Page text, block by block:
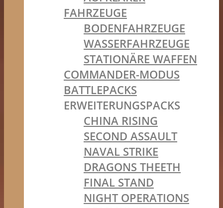
FAHRZEUGE
BODENFAHRZEUGE
WASSERFAHRZEUGE
STATIONÄRE WAFFEN
COMMANDER-MODUS
BATTLEPACKS
ERWEITERUNGSPACKS
CHINA RISING
SECOND ASSAULT
NAVAL STRIKE
DRAGONS THEETH
FINAL STAND
NIGHT OPERATIONS